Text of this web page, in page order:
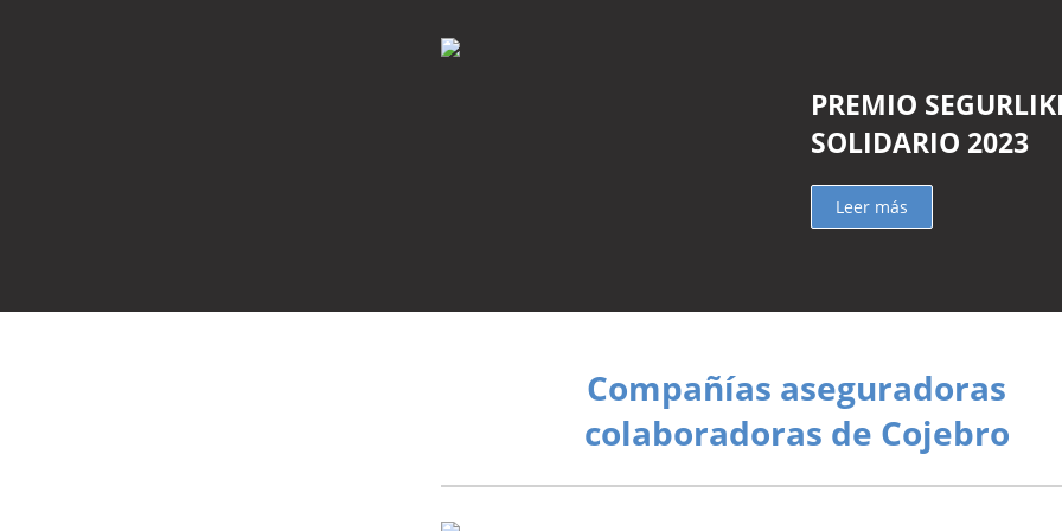
PREMIO
SOLIDARIO 2023
Leer más
Compañías aseguradoras
colaboradoras de Cojebro